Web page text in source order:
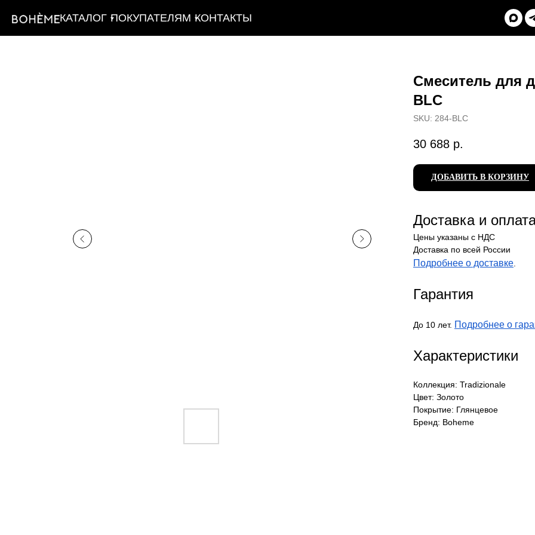
КАТАЛОГ ПОКУПАТЕЛЯМ КОНТАКТЫ
Смеситель для
BLC
SKU: 284-BLC
30 688 р.
ДОБАВИТЬ В КОРЗИНУ
Доставка и
Цены указаны с НДС
Доставка по всей России
Подробнее о доставке.
Гарантия
До 10 лет. Подробнее о
Характеристики
Коллекция: Tradizionale
Цвет: Золото
Покрытие: Глянцевое
Бренд: Boheme